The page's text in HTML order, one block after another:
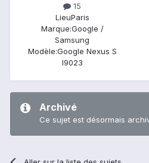
15
LieuParis
Marque:Google /
Samsung
Modèle:Google Nexus S
I9023
Archivé
Ce sujet est désormais